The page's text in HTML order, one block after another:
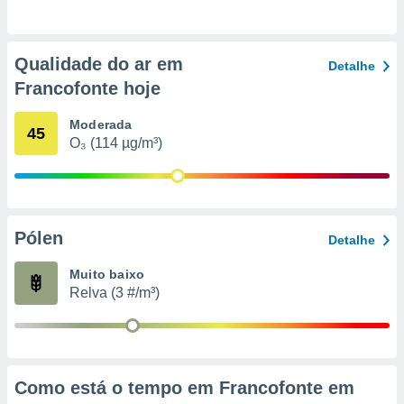
ou opor-
qualquer
em “
na
ou aceder
para
Qualidade do ar em
Francofonte hoje
Detalhe
45 Moderada
O₃ (114 µg/m³)
Pólen Detalhe
Muito baixo
Relva (3 #/m³)
Como está o tempo em Francofonte em